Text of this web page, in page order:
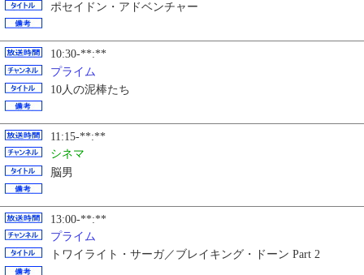
ポセイドン・アドベンチャー
10:30-**:**
プライム
10人の泥棒たち
11:15-**:**
シネマ
脳男
13:00-**:**
プライム
トワイライト・サーガ／ブレイキング・ドーン Part 2